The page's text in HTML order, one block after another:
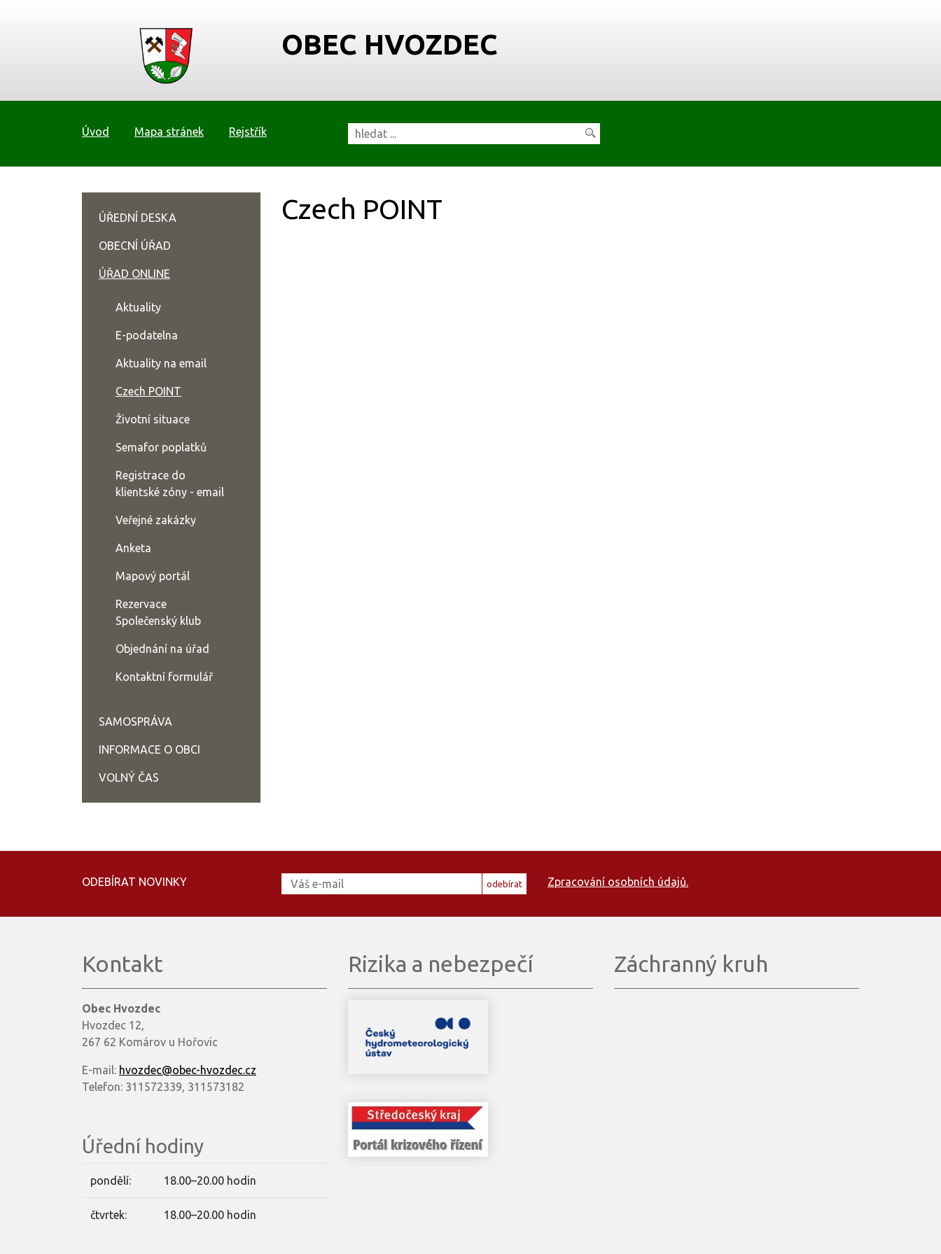
OBEC HVOZDEC
Úvod Mapa stránek Rejstřík
Czech POINT
ÚŘEDNÍ DESKA
OBECNÍ ÚŘAD
ÚŘAD ONLINE
Aktuality
E-podatelna
Aktuality na email
Czech POINT
Životní situace
Semafor poplatků
Registrace do
klientské zóny - email
Veřejné zakázky
Anketa
Mapový portál
Rezervace
Společenský klub
Objednání na úřad
Kontaktní formulář
SAMOSPRÁVA
INFORMACE O OBCI
VOLNÝ ČAS
ODEBÍRAT NOVINKY odebírat Zpracování osobních údajů.
Kontakt
Obec Hvozdec
Hvozdec 12,
267 62 Komárov u Hořovic
E-mail: hvozdec@obec-hvozdec.cz
Telefon: 311572339, 311573182
Úřední hodiny
pondělí: 18.00–20.00 hodin
čtvrtek: 18.00–20.00 hodin
Rizika a nebezpečí Záchranný kruh